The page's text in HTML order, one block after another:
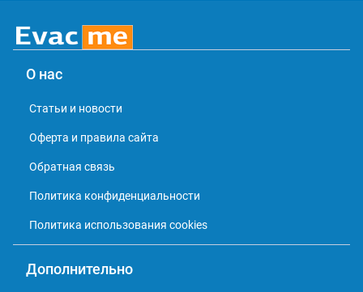
О нас
Статьи и новости
Оферта и правила сайта
Обратная связь
Политика конфиденциальности
Политика использования cookies
Дополнительно